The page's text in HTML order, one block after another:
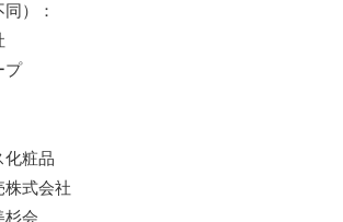
）：
プ
化粧品
株式会社
杉会